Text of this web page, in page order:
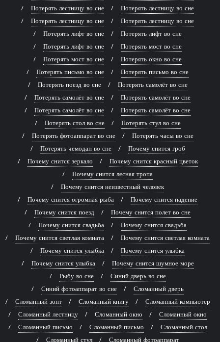
Потерять лестницу во сне
Потерять лестницу во сне
Потерять лестницу во сне
Потерять лестницу во сне
Потерять лифт во сне
Потерять лифт во сне
Потерять лифт во сне
Потерять мост во сне
Потерять мост во сне
Потерять окно во сне
Потерять письмо во сне
Потерять письмо во сне
Потерять поезд во сне
Потерять самолёт во сне
Потерять самолёт во сне
Потерять самолёт во сне
Потерять самолёт во сне
Потерять самолёт во сне
Потерять стол во сне
Потерять стул во сне
Потерять фотоаппарат во сне
Потерять часы во сне
Потерять чемодан во сне
Почему снится гроб
Почему снится зеркало
Почему снится красный цветок
Почему снится лесная тропа
Почему снится неизвестный человек
Почему снится огромная рыба
Почему снится падение
Почему снится поезд
Почему снится полет во сне
Почему снится свадьба
Почему снится свадьба
Почему снится светлая комната
Почему снится светлая комната
Почему снится улыбка
Почему снится улыбка
Почему снится улыбка
Почему снится шумное море
Рыбу во сне
Синий дверь во сне
Синий фотоаппарат во сне
Сломанный дверь
Сломанный зонт
Сломанный книгу
Сломанный компьютер
Сломанный лестницу
Сломанный окно
Сломанный окно
Сломанный письмо
Сломанный письмо
Сломанный стол
Сломанный стул
Сломанный фотоаппарат